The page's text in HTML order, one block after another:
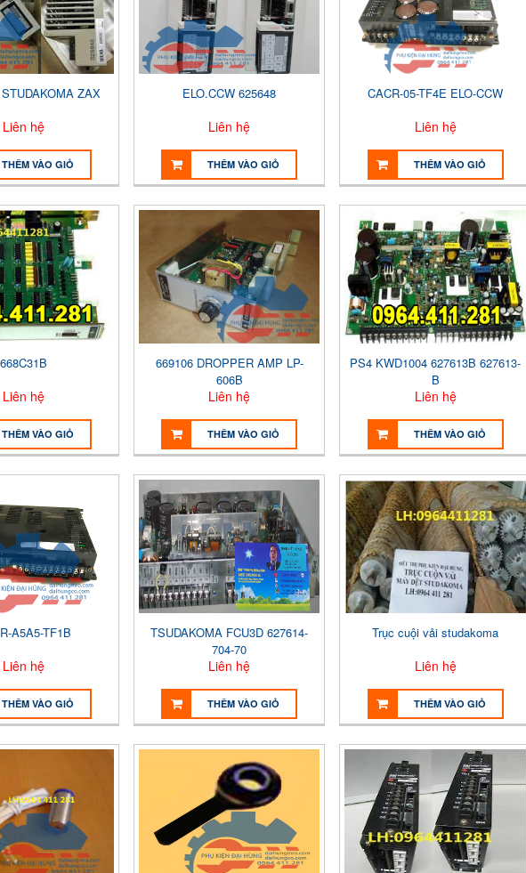
ZAX
Liên hệ
THÊM VÀO GIỎ
ELO.CCW 625648
Liên hệ
THÊM VÀO GIỎ
CACR-05-TF4E ELO-CCW
Liên hệ
THÊM VÀO GIỎ
668C31B
Liên hệ
THÊM VÀO GIỎ
669106 DROPPER AMP LP-
606B
Liên hệ
THÊM VÀO GIỎ
PS4 KWD1004 627613B 627613-
B
Liên hệ
THÊM VÀO GIỎ
A5A5-TF1B
Liên hệ
THÊM VÀO GIỎ
TSUDAKOMA FCU3D 627614-
704-70
Liên hệ
THÊM VÀO GIỎ
Trục cuội vải studakoma
Liên hệ
THÊM VÀO GIỎ